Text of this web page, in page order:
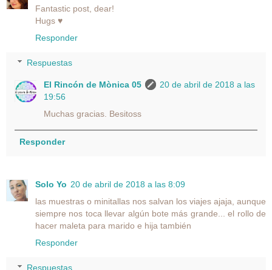
Fantastic post, dear!
Hugs ♥
Responder
Respuestas
El Rincón de Mònica 05
20 de abril de 2018 a las
19:56
Muchas gracias. Besitoss
Responder
Solo Yo 20 de abril de 2018 a las 8:09
las muestras o minitallas nos salvan los viajes ajaja, aunque
siempre nos toca llevar algún bote más grande... el rollo de
hacer maleta para marido e hija también
Responder
Respuestas